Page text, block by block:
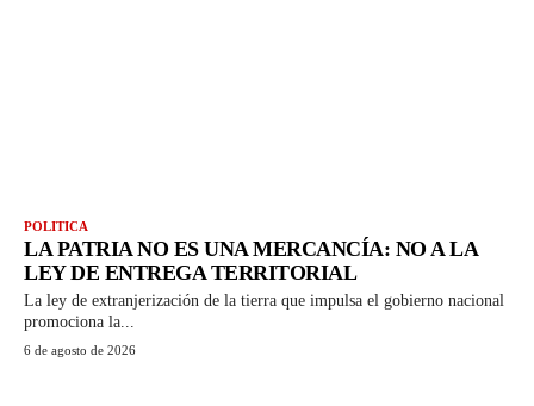
POLITICA
LA PATRIA NO ES UNA MERCANCÍA: NO A LA
LEY DE ENTREGA TERRITORIAL
La ley de extranjerización de la tierra que impulsa el gobierno nacional
promociona la...
6 de agosto de 2026